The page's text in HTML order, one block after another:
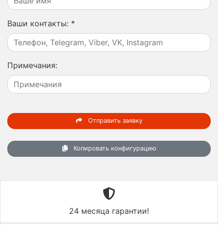
Ваши контакты: *
Примечания:
Отправить заявку
Копировать конфигурацию
24 месяца гарантии!